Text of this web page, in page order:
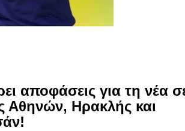
αποφάσεις για τη νέα
Αθηνών, Ηρακλής και